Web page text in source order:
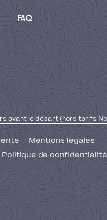
FAQ
avant le départ (hors tarifs No
Mentions légales
Politique de confidentialité